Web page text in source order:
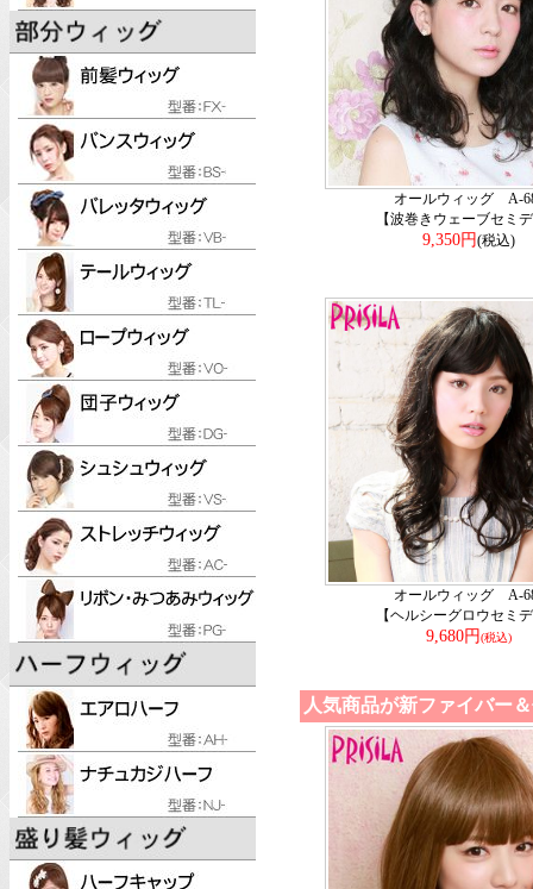
オールウィッグ A-
【波巻きウェーブセミ
9,350円(税込)
オールウィッグ A-
【ヘルシーグロウセミ
9,680円(税込)
人気商品が新ファイバー